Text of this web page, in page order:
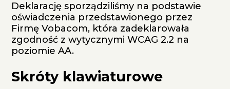
Deklarację sporządziliśmy na podstawie
oświadczenia przedstawionego przez
Firmę Vobacom, która zadeklarowała
zgodność z wytycznymi WCAG 2.2 na
poziomie AA.
Skróty klawiaturowe